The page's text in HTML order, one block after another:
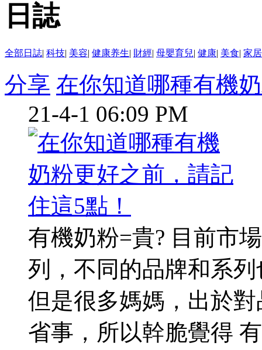
日誌
全部日誌| 科技| 美容| 健康养生| 財經| 母嬰育兒| 健康| 美食| 家居
分享 在你知道哪種有機
21-4-1 06:09 PM
有機奶粉=貴? 目前市
列，不同的品牌和系
但是很多媽媽，出於
省事，所以幹脆覺得